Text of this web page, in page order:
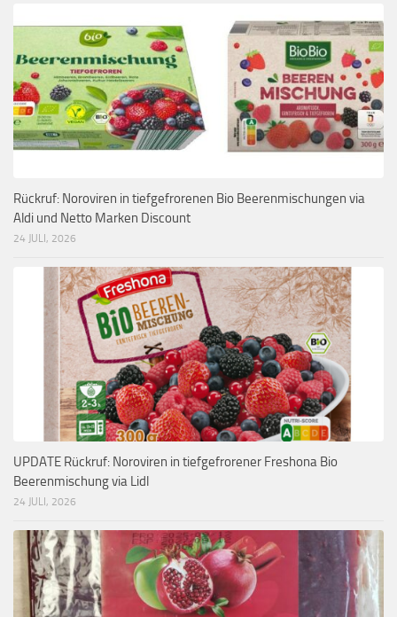
Rückruf: Noroviren in tiefgefrorenen Bio Beerenmischungen via
Aldi und Netto Marken Discount
24 JULI, 2026
UPDATE Rückruf: Noroviren in tiefgefrorener Freshona Bio
Beerenmischung via Lidl
24 JULI, 2026